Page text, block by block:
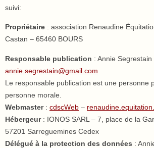
suivi:
Propriétaire : association Renaudine
Castan – 65460 BOURS
Responsable publication : Annie Segrestain
annie.segrestain@gmail.com
Le responsable publication est une personne
personne morale.
Webmaster: cdscWeb –
Hébergeur: IONOS SARL – 7, place de la
57201 Sarreguemines Cedex
Délégué à la protection des données :